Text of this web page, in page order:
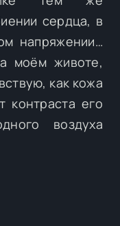
сердца, в
напряжении…
моём животе,
как кожа
контраста его
воздуха